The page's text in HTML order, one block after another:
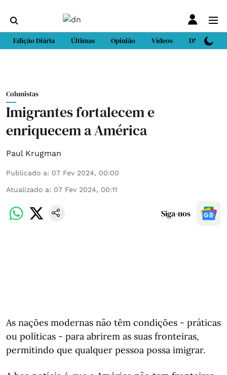
Edição Diária Últimas Opinião Vídeos DN Sport
Colunistas
Imigrantes fortalecem e
enriquecem a América
Paul Krugman
Publicado a: 07 Fev 2024, 00:00
Atualizado a: 07 Fev 2024, 00:11
Siga-nos
As nações modernas não têm condições - práticas
ou políticas - para abrirem as suas fronteiras,
permitindo que qualquer pessoa possa imigrar.